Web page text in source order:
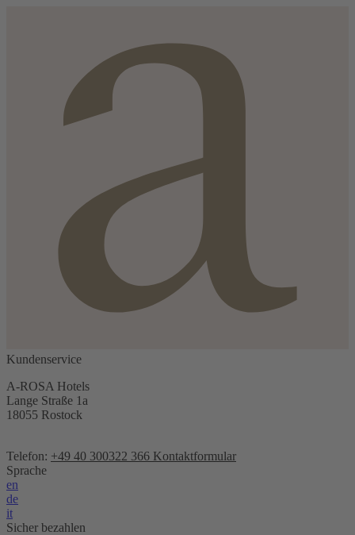
Kundenservice
A-ROSA Hotels
Lange Straße 1a
18055 Rostock
Telefon: +49 40 300322 366 Kontaktformular
Sprache
en
de
it
Sicher bezahlen